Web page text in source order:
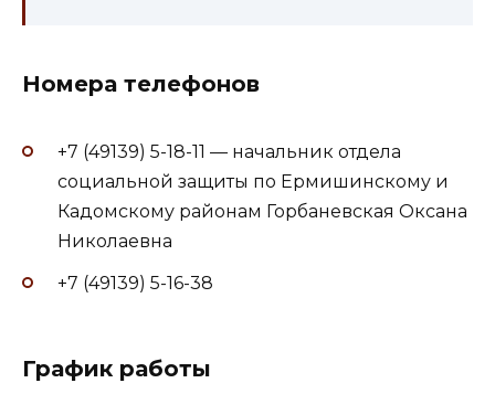
Номера телефонов
+7 (49139) 5-18-11 — начальник отдела
социальной защиты по Ермишинскому и
Кадомскому районам Горбаневская Оксана
Николаевна
+7 (49139) 5-16-38
График работы